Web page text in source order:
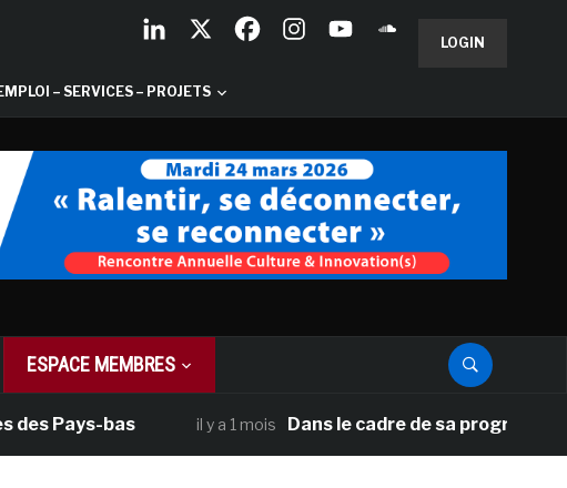
LOGIN
– SERVICES – PROJETS
ESPACE MEMBRES
bas il y a 1 mois Dans le cadre de sa programmation